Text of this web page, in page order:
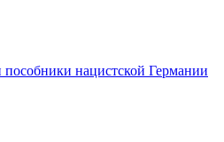
нацистской Германии